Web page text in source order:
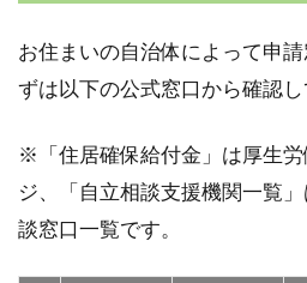
お住まいの自治体によって申
ずは以下の公式窓口から確認し
※「住居確保給付金」は厚生
ジ、「自立相談支援機関一覧
談窓口一覧です。